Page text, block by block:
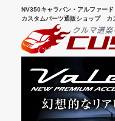
NV350キャラバン・アルファー
カスタムパーツ通販ショップ カ